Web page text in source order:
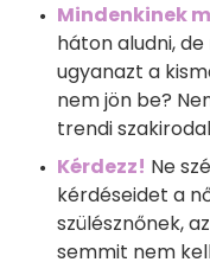
Mindenkinek
háton aludni,
ugyanazt a
nem jön be?
trendi
Kérdezz! Ne
kérdéseidet a
szülésznőnek,
semmit nem